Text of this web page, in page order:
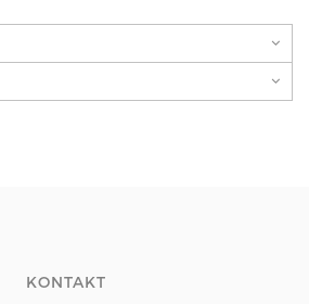
KONTAKT